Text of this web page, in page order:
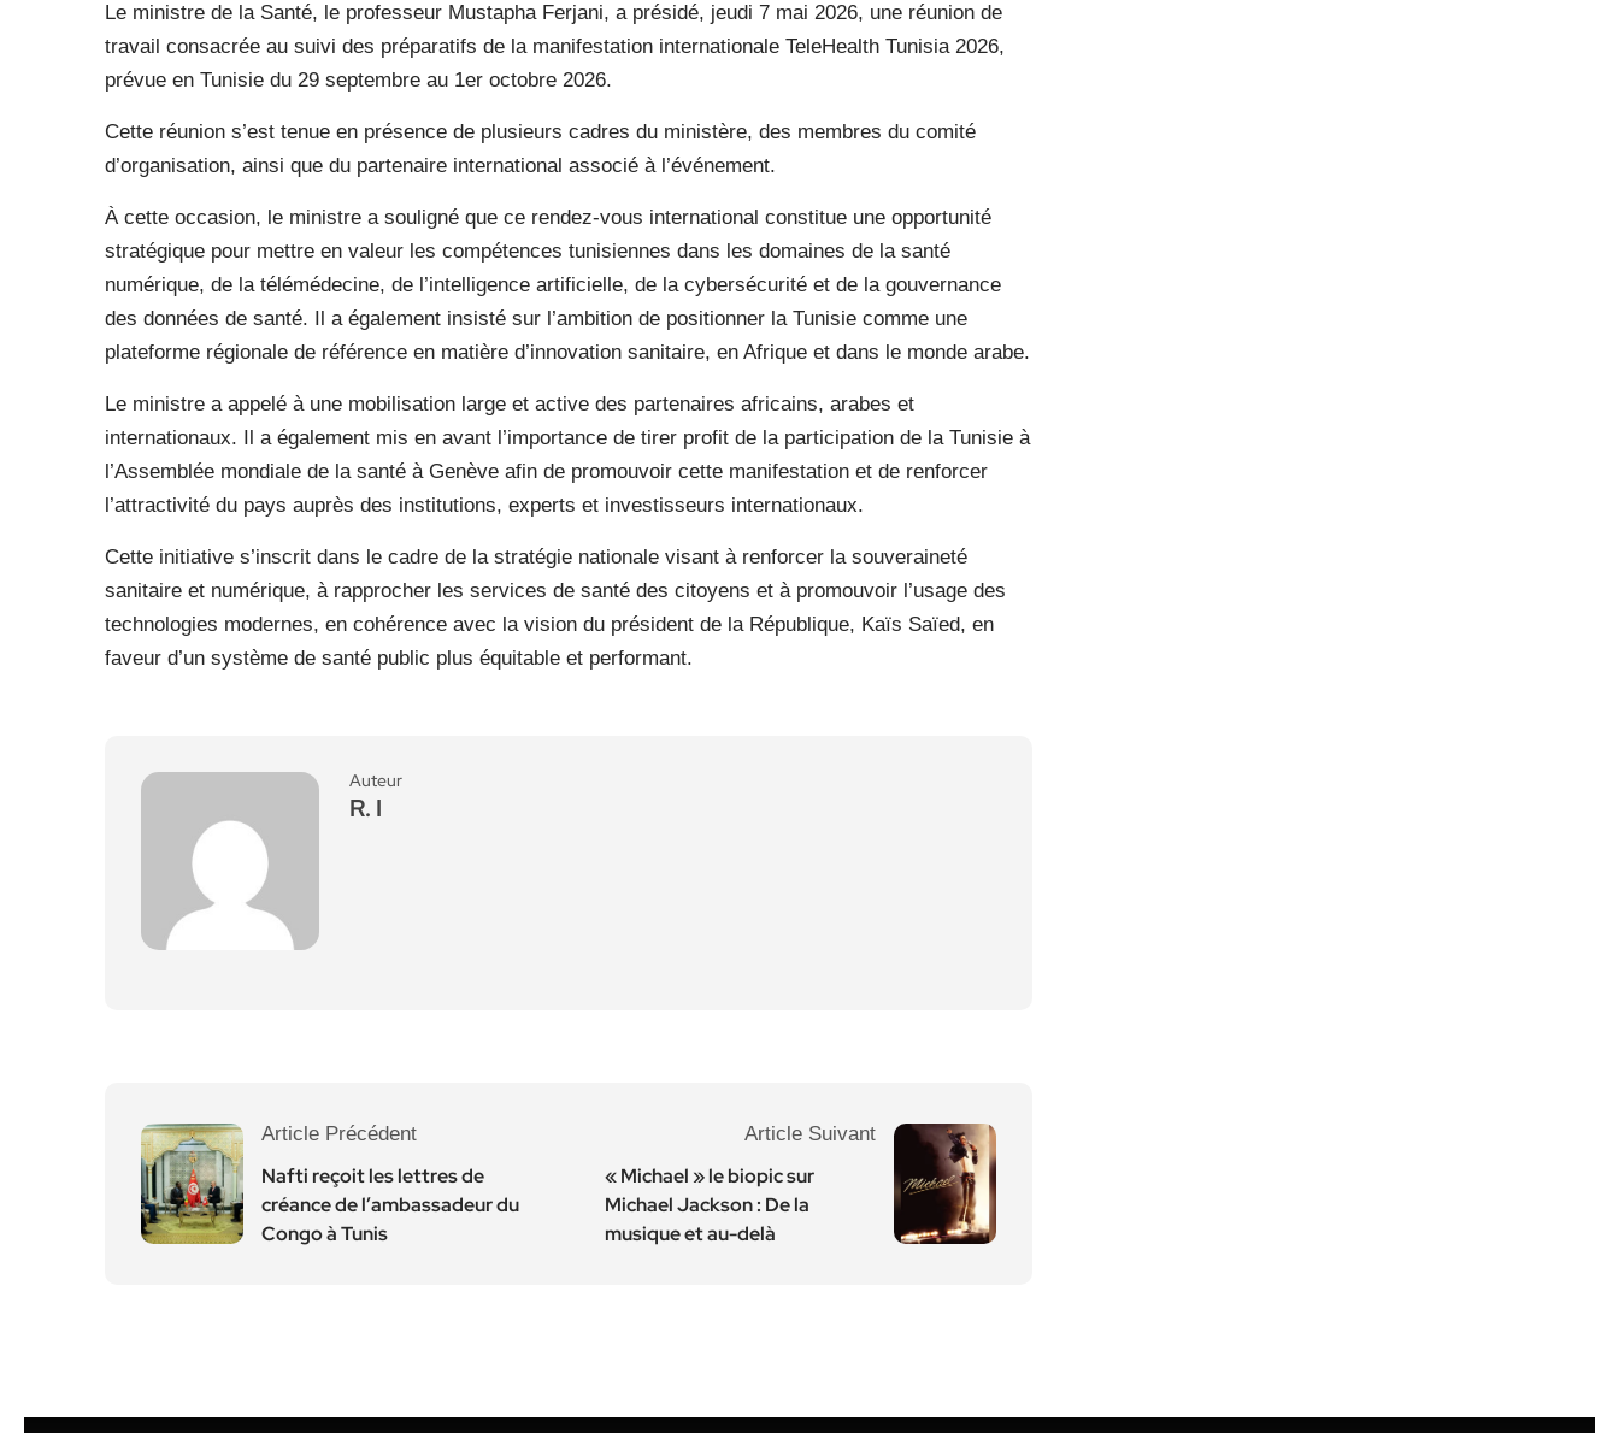
Le ministre de la Santé, le professeur Mustapha Ferjani, a présidé, jeudi 7 mai 2026, une réunion de
travail consacrée au suivi des préparatifs de la manifestation internationale TeleHealth Tunisia 2026,
prévue en Tunisie du 29 septembre au 1er octobre 2026.
Cette réunion s’est tenue en présence de plusieurs cadres du ministère, des membres du comité
d’organisation, ainsi que du partenaire international associé à l’événement.
À cette occasion, le ministre a souligné que ce rendez-vous international constitue une opportunité
stratégique pour mettre en valeur les compétences tunisiennes dans les domaines de la santé
numérique, de la télémédecine, de l’intelligence artificielle, de la cybersécurité et de la gouvernance
des données de santé. Il a également insisté sur l’ambition de positionner la Tunisie comme une
plateforme régionale de référence en matière d’innovation sanitaire, en Afrique et dans le monde arabe.
Le ministre a appelé à une mobilisation large et active des partenaires africains, arabes et
internationaux. Il a également mis en avant l’importance de tirer profit de la participation de la Tunisie à
l’Assemblée mondiale de la santé à Genève afin de promouvoir cette manifestation et de renforcer
l’attractivité du pays auprès des institutions, experts et investisseurs internationaux.
Cette initiative s’inscrit dans le cadre de la stratégie nationale visant à renforcer la souveraineté
sanitaire et numérique, à rapprocher les services de santé des citoyens et à promouvoir l’usage des
technologies modernes, en cohérence avec la vision du président de la République, Kaïs Saïed, en
faveur d’un système de santé public plus équitable et performant.
Auteur
R. I
Article Précédent
Nafti reçoit les lettres de
créance de l’ambassadeur du
Congo à Tunis
Article Suivant
« Michael » le biopic sur
Michael Jackson : De la
musique et au-delà